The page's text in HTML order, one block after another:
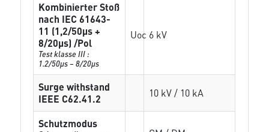
Kombinierter Stoß
nach IEC 61643-
11 (1,2/50µs +
8/20µs) /Pol
Test klasse III :
1.2/50µs – 8/20µs
Uoc 6 kV
Surge withstand
IEEE C62.41.2
10 kV / 10 kA
Schutzmodus